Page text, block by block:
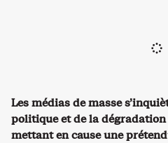
Les médias de masse
politique et de la
mettant en cause une